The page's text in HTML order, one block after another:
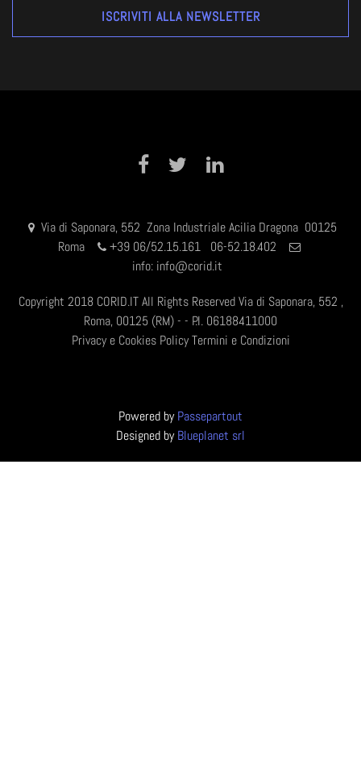
Facebook Twitter
Via di Saponara, 552 Zona Industriale Acilia Dragona 00125
Roma
+39 06/52.15.161 06-52.18.402
info: info@corid.it
Copyright 2018 CORID.IT All Rights Reserved Via di Saponara, 552 ,
Roma, 00125 (RM) - - P.I. 06188411000
Privacy e Cookies Policy Termini e Condizioni
Powered byPassepartout
Designed byBlueplanet srl